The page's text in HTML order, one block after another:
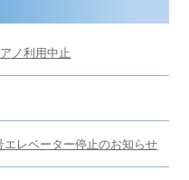
ノ利用中止
エレベーター停止のお知らせ